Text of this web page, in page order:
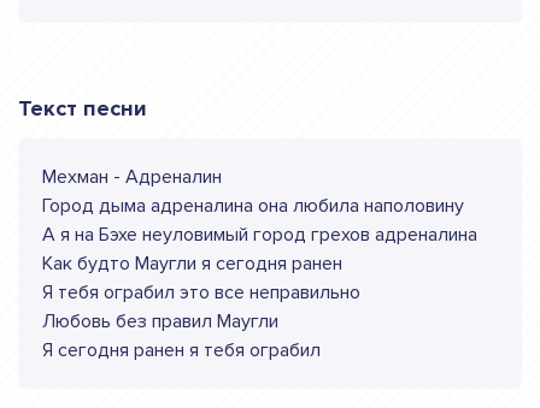
Текст песни
Мехман - Адреналин
Город дыма адреналина она любила наполовину
А я на Бэхе неуловимый город грехов адреналина
Как будто Маугли я сегодня ранен
Я тебя ограбил это все неправильно
Любовь без правил Маугли
Я сегодня ранен я тебя ограбил